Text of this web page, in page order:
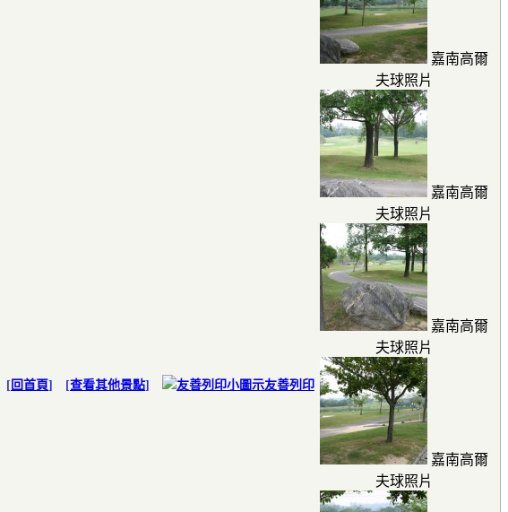
嘉南高爾
夫球照片
嘉南高爾
夫球照片
嘉南高爾
夫球照片
嘉南高爾
夫球照片
[ 回首頁] [查看其他景點]
友善列印